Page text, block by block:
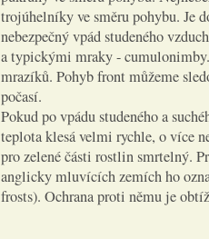
trojúhelníky ve směru pohybu. Je
nebezpečný vpád studeného
a typickými mraky -
mrazíků. Pohyb front můžeme
počasí.
Pokud po vpádu studeného a
teplota klesá velmi rychle, o více
pro zelené části rostlin smrtelný.
anglicky mluvících zemích ho
frosts). Ochrana proti němu je